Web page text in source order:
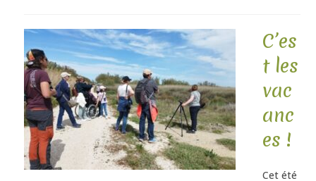
C’es
t les
vac
anc
es !
Cet été